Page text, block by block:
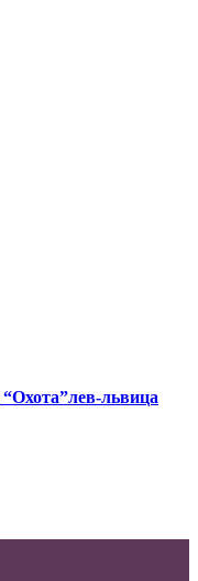
“Охота”лев-львица